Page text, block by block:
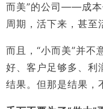
而美”的公司——成
周期，活下来，甚至
而且，“小而美”并不
好、客户足够多、利
结果。但那是结果，